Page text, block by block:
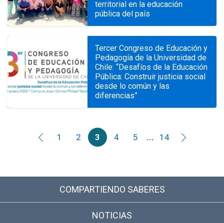
territorial en la educación
pública del país
Tercer Congreso de Educación y
Pedagogía de la Universidad de
Chile: “Desafíos de la Educación
Pública: Construir justicia social
desde lo común y las
diferencias”
1 2 3 4 5 ... 14
COMPARTIENDO SABERES
NOTICIAS